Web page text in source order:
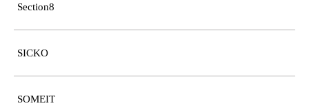
Section8
SICKO
SOMEIT